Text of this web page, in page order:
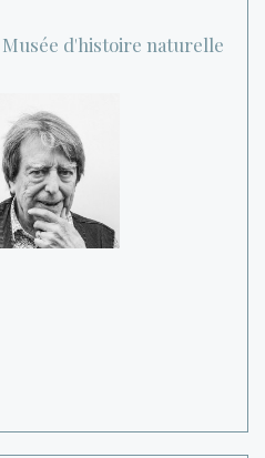
Musée d'histoire naturelle